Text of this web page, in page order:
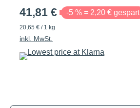
41,81 € -5 % = 2,20 € gespart
20,65 € / 1 kg
inkl. MwSt.